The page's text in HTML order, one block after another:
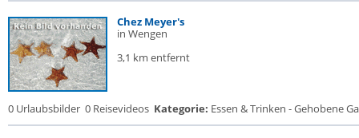
Chez Meyer's
in Wengen
3,1 km entfernt
0 Urlaubsbilder 0 Reisevideos Kategorie: Essen & Trinken - Gehobene